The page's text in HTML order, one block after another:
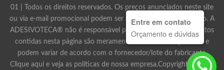
Entre em contato
Orçamento e dúvidas
01 | Todos os direitos reservados. Os preços anunciados neste site
ou via e-mail promocional podem ser alterados sem prévio aviso. A
ADESIVOTECA® não é responsável por erros descritivos. As fotos
contidas nesta página são meramente ilustrativas do produto e
podem variar de acordo com o fornecedor/lote do fabricante.
Clique aqui e veja as políticas de nossa empresa.Copyright 2026 ©